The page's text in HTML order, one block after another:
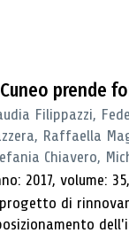
prende
Filippazzi,
Raffaella
Chiavero,
2017, volume:
di